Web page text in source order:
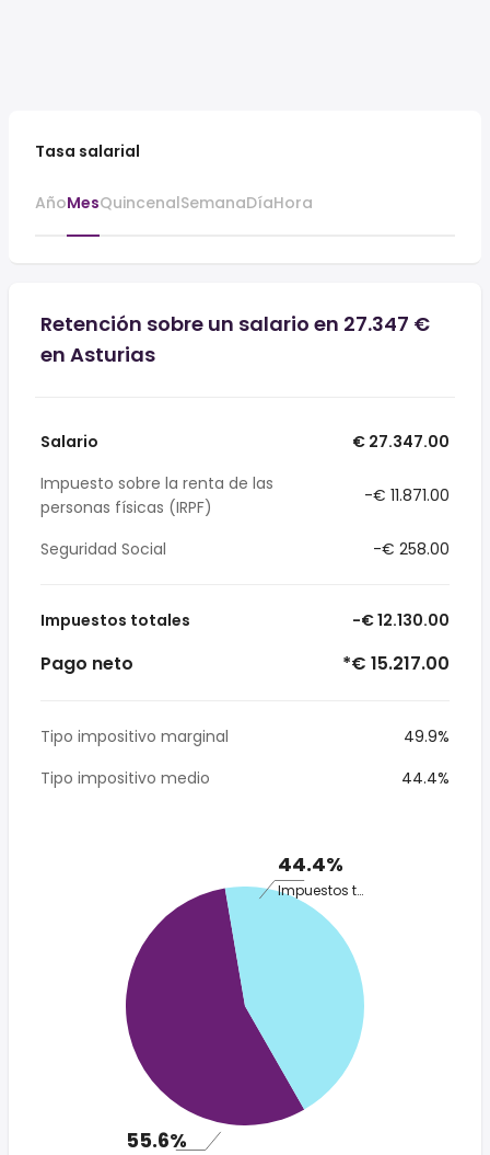
Tasa salarial
AñoMesQuincenalSemanaDíaHora
Retención sobre un salario en 27.347 €
en Asturias
Salario
€ 27.347.00
Impuesto sobre la renta de las
personas físicas (IRPF)
-€ 11.871.00
Seguridad Social -€ 258.00
Impuestos totales -€ 12.130.00
Pago neto *€ 15.217.00
Tipo impositivo marginal
49.9%
Tipo impositivo medio
44.4%
44.4%
Impuestos totales
55.6%